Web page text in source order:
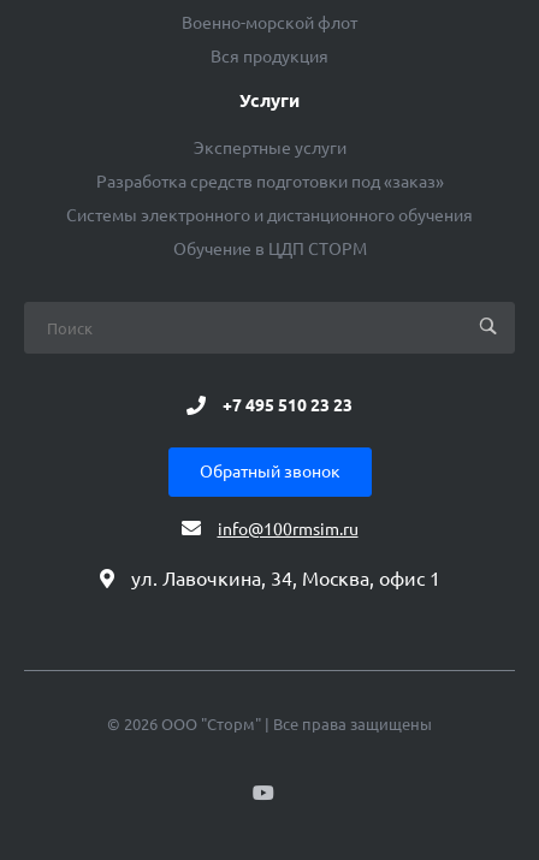
Военно-морской флот
Вся продукция
Услуги
Экспертные услуги
Разработка средств подготовки под «заказ»
Системы электронного и дистанционного обучения
Обучение в ЦДП СТОРМ
+7 495 510 23 23
Обратный звонок
info@100rmsim.ru
ул. Лавочкина, 34, Москва, офис 1
© 2026 ООО "Сторм" | Все права защищены